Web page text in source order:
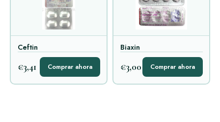
Ceftin
€3,41 Comprar ahora
Biaxin
€3,00 Comprar ahora